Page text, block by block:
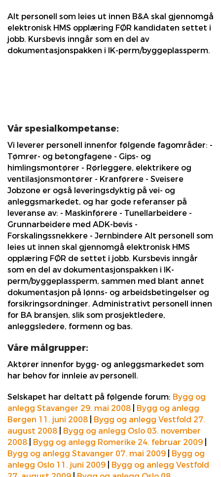
Alt personell som leies ut innen B&A skal gjennomgå
elektronisk HMS opplæring FØR kandidaten settet i
jobb. Kursbevis inngår som en del av
dokumentasjonspakken i IK-perm/byggeplassperm.
Vår spesialkompetanse:
Vi leverer personell innenfor følgende fagområder: -
Tømrer- og betongfagene - Gips- og
himlingsmontører - Rørleggere, elektrikere og
ventilasjonsmontører - Kranførere - Sveisere
Jobzone er også leveringsdyktig på vei- og
anleggsmarkedet, og har gode referanser på
leveranse av: - Maskinførere - Tunellarbeidere -
Grunnarbeidere med ADK-bevis -
Forskalingssnekkere - Jernbindere Alt personell som
leies ut innen skal gjennomgå elektronisk HMS
opplæring FØR de settet i jobb. Kursbevis inngår
som en del av dokumentasjonspakken i IK-
perm/byggeplassperm, sammen med blant annet
dokumentasjon på lønns- og arbeidsbetingelser og
forsikringsordninger. Administrativt personell innen
for BA bransjen, slik som prosjektledere,
anleggsledere, formenn og bas.
Våre målgrupper:
Aktører innenfor bygg- og anleggsmarkedet som
har behov for innleie av personell.
Selskapet har deltatt på følgende forum: Bygg og
anlegg Stavanger 29. mai 2008
Bygg og anlegg
Bergen 11. juni 2008
Bygg og anlegg Vestfold 27.
august 2008
Bygg og anlegg Oslo 03. november
2008
Bygg og anlegg Romerike 24. februar 2009
Bygg og anlegg Stavanger 07. mai 2009
Bygg og
anlegg Oslo 11. juni 2009
Bygg og anlegg Vestfold